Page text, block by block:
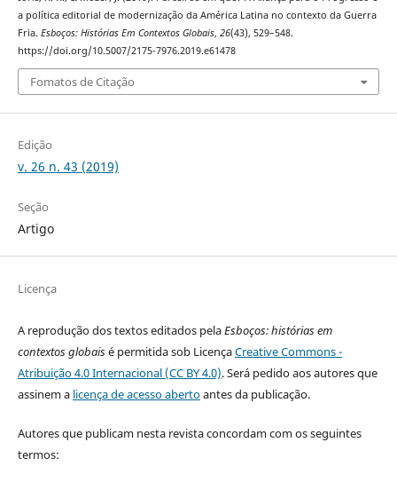
a política editorial de modernização da América Latina no contexto da Guerra
Fria. Esboços: Histórias Em Contextos Globais, 26(43), 529–548.
https://doi.org/10.5007/2175-7976.2019.e61478
Fomatos de Citação
Edição
v. 26 n. 43 (2019)
Seção
Artigo
Licença
A reprodução dos textos editados pelaEsboços: histórias em
contextos globaisé permitida sob LicençaCreative Commons -
Atribuição 4.0 Internacional (CC BY 4.0). Será pedido aos autores que
assinem a licença de acesso abertoantes da publicação.
Autores que publicam nesta revista concordam com os seguintes
termos: